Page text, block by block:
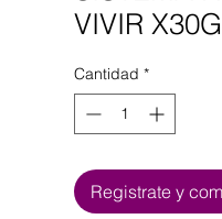
VIVIR X30G
Cantidad *
Registrate y